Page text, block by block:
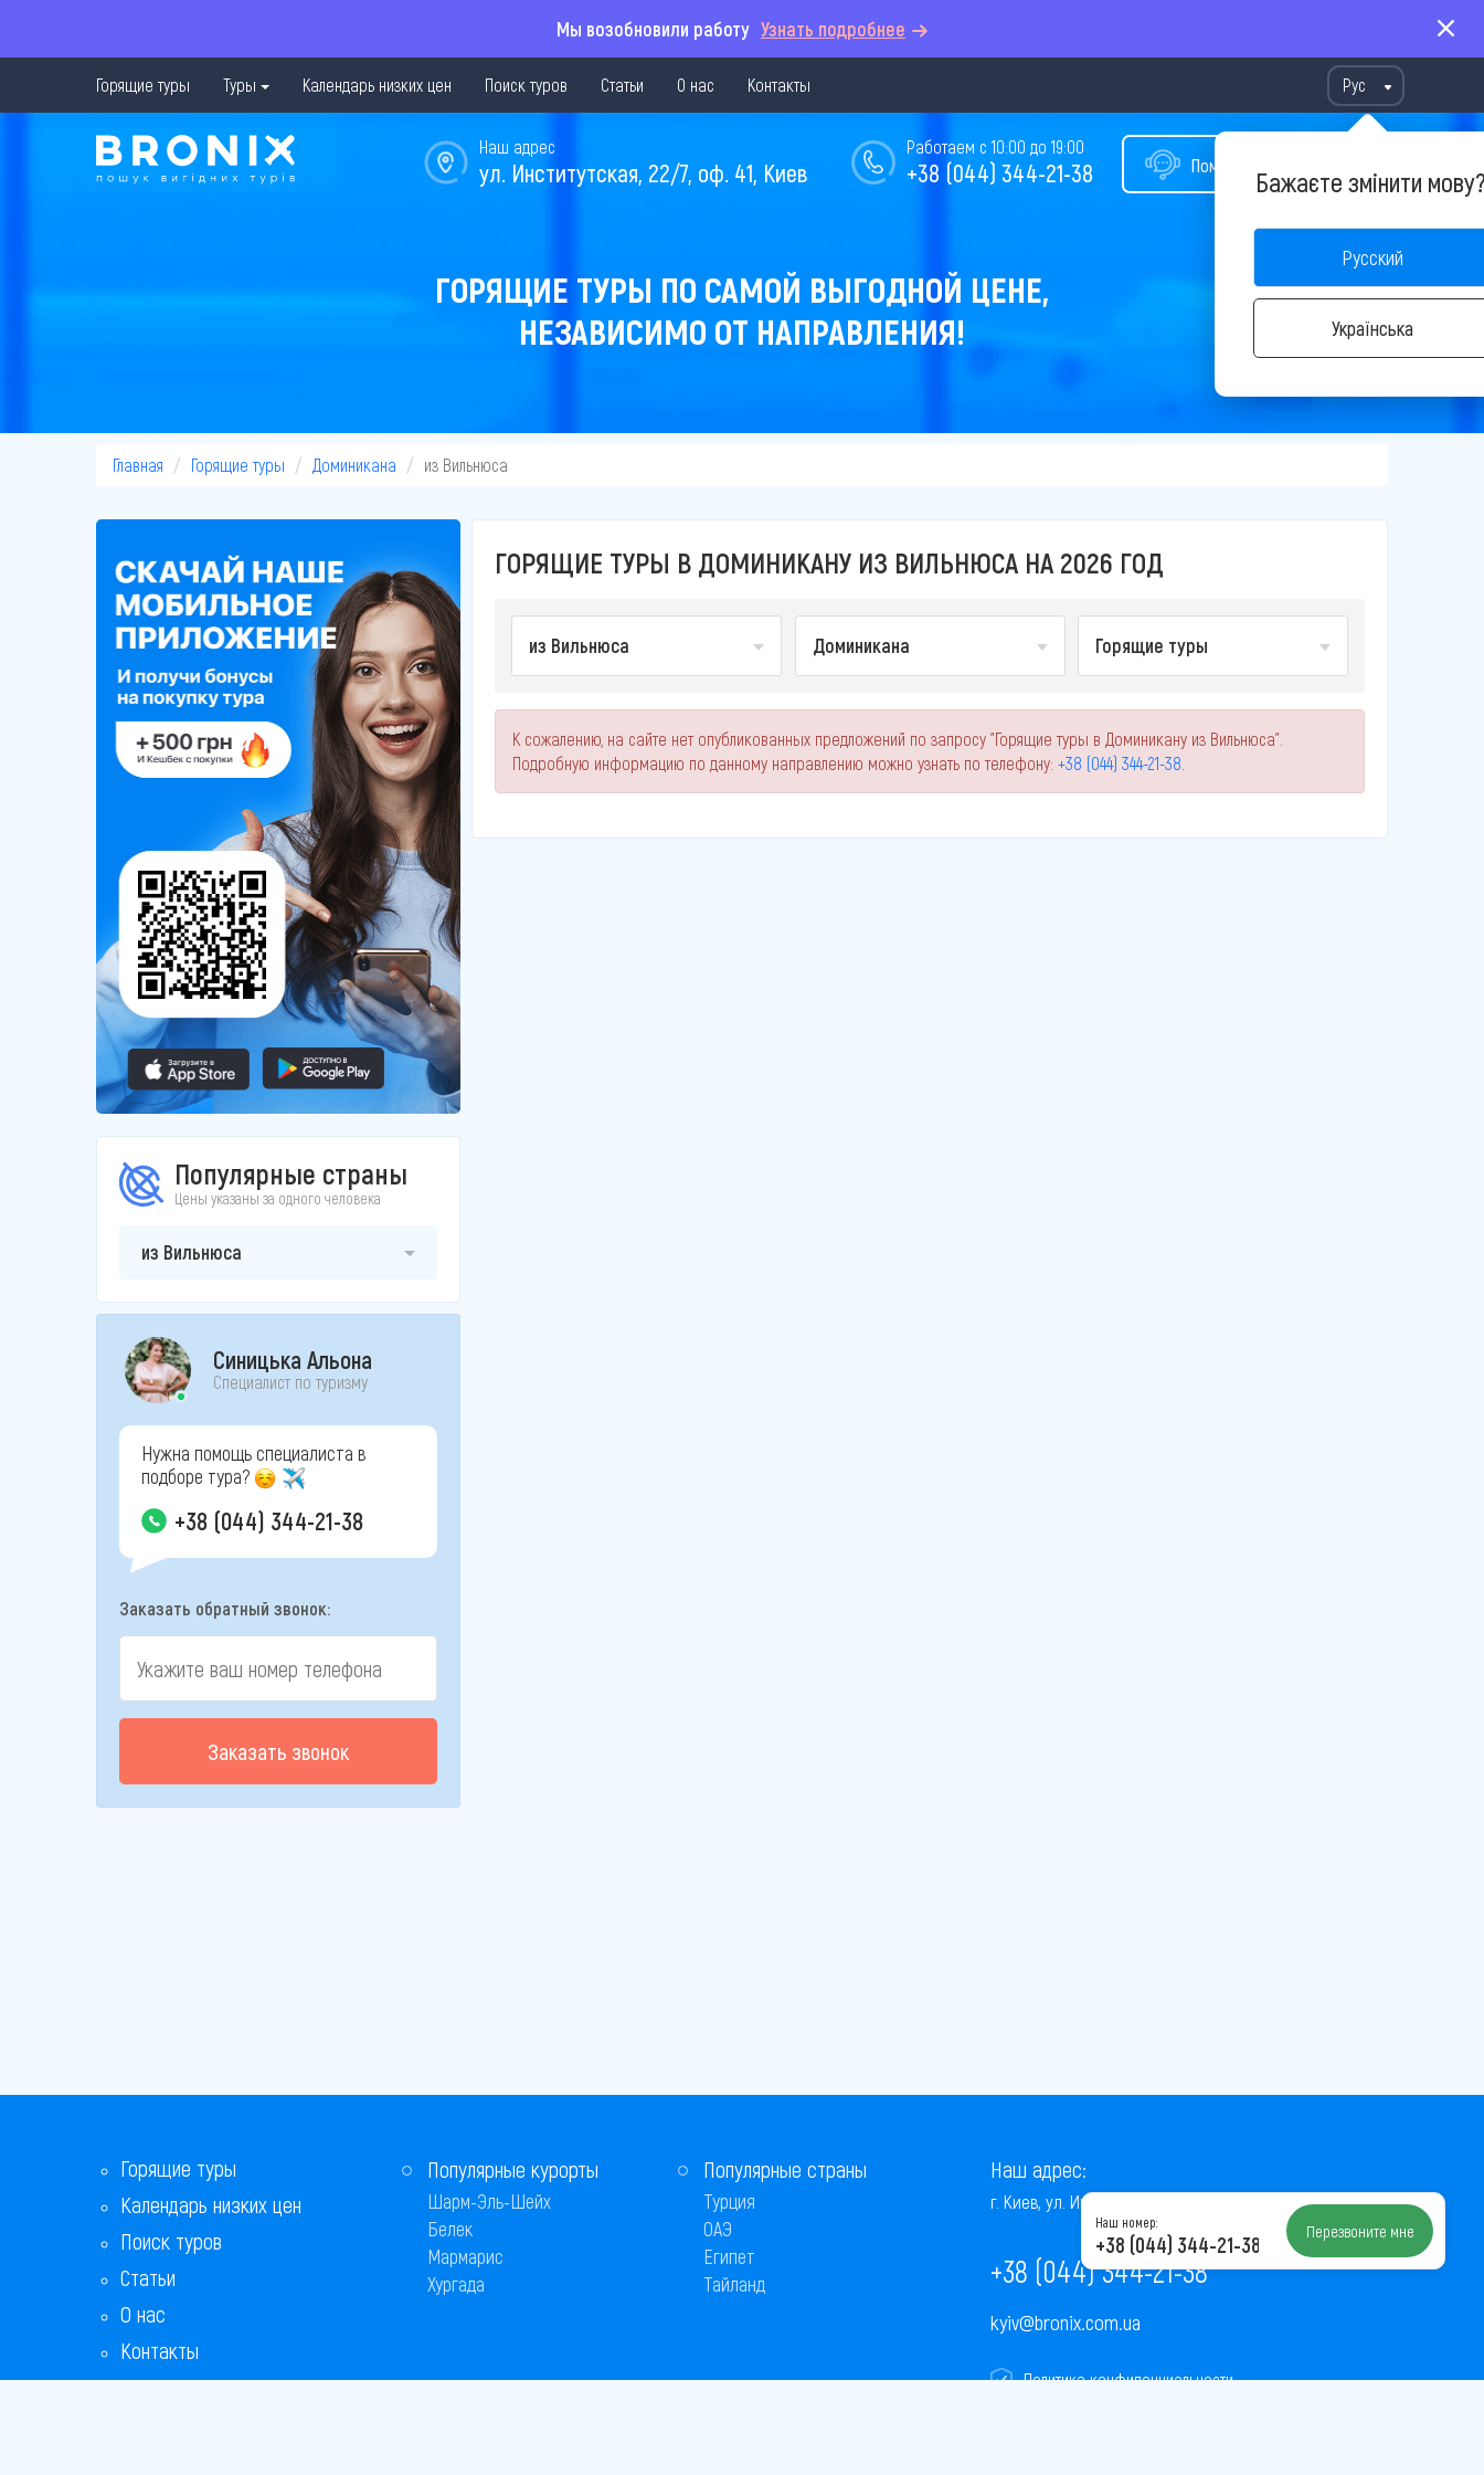
Мы возобновили работу Узнать подробнее
Горящие туры Туры Календарь низких цен Поиск туров Статьи О нас Контакты Рус
Бажаєте змінити
Русский
Українська
Помощь в подборе тура
Работаем с 10:00 до 19:00
+38 (044) 344-21-38
Наш адрес
ул. Институтская, 22/7, оф. 41, Киев
ГОРЯЩИЕ ТУРЫ ПО САМОЙ ВЫГОДНОЙ ЦЕНЕ,
НЕЗАВИСИМО ОТ НАПРАВЛЕНИЯ!
Главная Горящие туры Доминикана из Вильнюса
Популярные страны
Цены указаны за одного человека
из Вильнюса
Синицька Альона
Специалист по туризму
Нужна помощь специалиста в
подборе тура?
+38 (044) 344-21-38
Заказать обратный звонок:
Заказать звонок
ГОРЯЩИЕ ТУРЫ В ДОМИНИКАНУ ИЗ ВИЛЬНЮСА НА 2026 ГОД
из Вильнюса Доминикана Горящие туры
К сожалению, на сайте нет опубликованных предложений по запросу "Горящие туры в Доминикану из Вильнюса".
Подробную информацию по данному направлению можно узнать по телефону: +38 (044) 344-21-38
Горящие туры
Календарь низких цен
Поиск туров
Статьи
О нас
Контакты
Бонусная программа
Популярные курорты
Шарм-Эль-Шейх
Белек
Мармарис
Хургада
Популярные страны
Турция
ОАЭ
Египет
Тайланд
Наш адрес:
г. Киев, ул. Институтская, 22/7, оф. 41
+38 (044) 344-21-38
kyiv@bronix.com.ua
Политика конфиденциальности
Наш номер:
+38 (044) 344-21-38 Перезвоните мне